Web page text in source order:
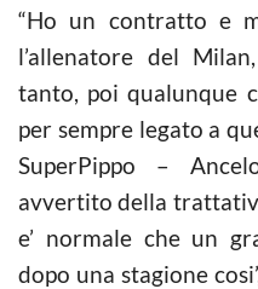
“Ho un contratto e
l’allenatore del
tanto, poi qualunque
per sempre legato a
SuperPippo –
avvertito della
e’ normale che un
dopo una stagione